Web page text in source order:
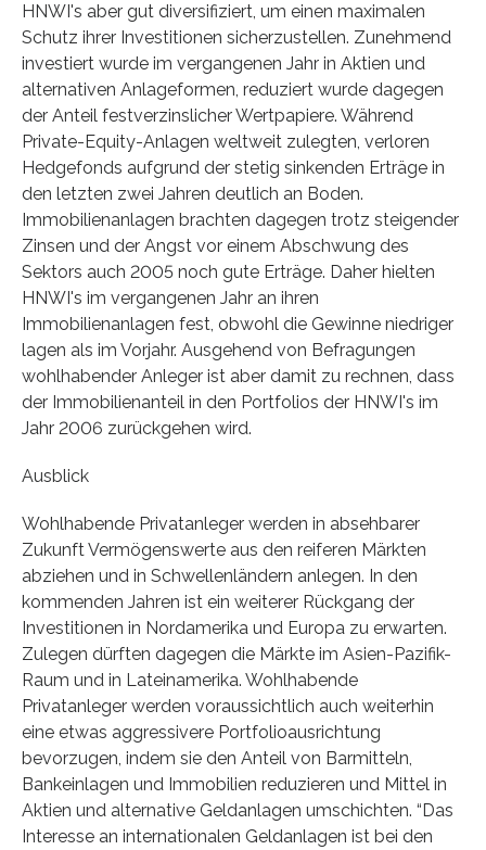
HNWI's aber gut diversifiziert, um einen maximalen
Schutz ihrer Investitionen sicherzustellen. Zunehmend
investiert wurde im vergangenen Jahr in Aktien und
alternativen Anlageformen, reduziert wurde dagegen
der Anteil festverzinslicher Wertpapiere. Während
Private-Equity-Anlagen weltweit zulegten, verloren
Hedgefonds aufgrund der stetig sinkenden Erträge in
den letzten zwei Jahren deutlich an Boden.
Immobilienanlagen brachten dagegen trotz steigender
Zinsen und der Angst vor einem Abschwung des
Sektors auch 2005 noch gute Erträge. Daher hielten
HNWI's im vergangenen Jahr an ihren
Immobilienanlagen fest, obwohl die Gewinne niedriger
lagen als im Vorjahr. Ausgehend von Befragungen
wohlhabender Anleger ist aber damit zu rechnen, dass
der Immobilienanteil in den Portfolios der HNWI's im
Jahr 2006 zurückgehen wird.
Ausblick
Wohlhabende Privatanleger werden in absehbarer
Zukunft Vermögenswerte aus den reiferen Märkten
abziehen und in Schwellenländern anlegen. In den
kommenden Jahren ist ein weiterer Rückgang der
Investitionen in Nordamerika und Europa zu erwarten.
Zulegen dürften dagegen die Märkte im Asien-Pazifik-
Raum und in Lateinamerika. Wohlhabende
Privatanleger werden voraussichtlich auch weiterhin
eine etwas aggressivere Portfolioausrichtung
bevorzugen, indem sie den Anteil von Barmitteln,
Bankeinlagen und Immobilien reduzieren und Mittel in
Aktien und alternative Geldanlagen umschichten. “Das
Interesse an internationalen Geldanlagen ist bei den